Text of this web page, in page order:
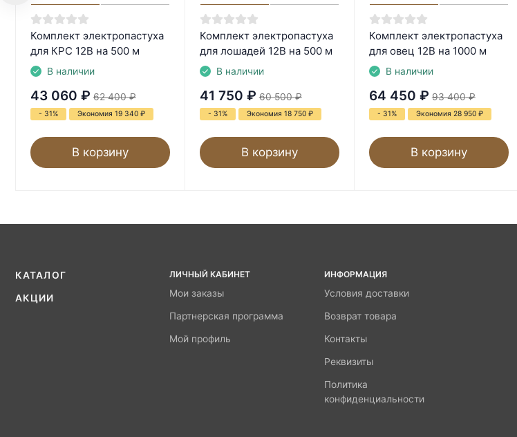
Комплект электропастуха
для КРС 12В на 500 м
В наличии
43 060 ₽ 62 400 ₽
- 31% Экономия 19 340 ₽
В корзину
Комплект электропастуха
для лошадей 12В на 500 м
В наличии
41 750 ₽ 60 500 ₽
- 31% Экономия 18 750 ₽
В корзину
Комплект электропастуха
для овец 12В на 1000 м
В наличии
64 450 ₽ 93 400 ₽
- 31% Экономия 28 950 ₽
В корзину
КАТАЛОГ
АКЦИИ
ЛИЧНЫЙ КАБИНЕТ
Мои заказы
Партнерская программа
Мой профиль
ИНФОРМАЦИЯ
Условия доставки
Возврат товара
Контакты
Реквизиты
Политика
конфиденциальности